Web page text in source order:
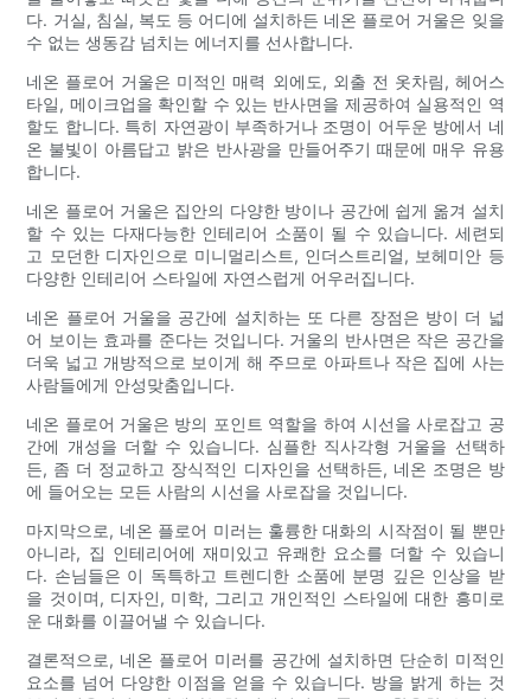
다. 거실, 침실, 복도 등 어디에 설치하든 네온 플로어 거울은 잊을
수 없는 생동감 넘치는 에너지를 선사합니다.
네온 플로어 거울은 미적인 매력 외에도, 외출 전 옷차림, 헤어스
타일, 메이크업을 확인할 수 있는 반사면을 제공하여 실용적인 역
할도 합니다. 특히 자연광이 부족하거나 조명이 어두운 방에서 네
온 불빛이 아름답고 밝은 반사광을 만들어주기 때문에 매우 유용
합니다.
네온 플로어 거울은 집안의 다양한 방이나 공간에 쉽게 옮겨 설치
할 수 있는 다재다능한 인테리어 소품이 될 수 있습니다. 세련되
고 모던한 디자인으로 미니멀리스트, 인더스트리얼, 보헤미안 등
다양한 인테리어 스타일에 자연스럽게 어우러집니다.
네온 플로어 거울을 공간에 설치하는 또 다른 장점은 방이 더 넓
어 보이는 효과를 준다는 것입니다. 거울의 반사면은 작은 공간을
더욱 넓고 개방적으로 보이게 해 주므로 아파트나 작은 집에 사는
사람들에게 안성맞춤입니다.
네온 플로어 거울은 방의 포인트 역할을 하여 시선을 사로잡고 공
간에 개성을 더할 수 있습니다. 심플한 직사각형 거울을 선택하
든, 좀 더 정교하고 장식적인 디자인을 선택하든, 네온 조명은 방
에 들어오는 모든 사람의 시선을 사로잡을 것입니다.
마지막으로, 네온 플로어 미러는 훌륭한 대화의 시작점이 될 뿐만
아니라, 집 인테리어에 재미있고 유쾌한 요소를 더할 수 있습니
다. 손님들은 이 독특하고 트렌디한 소품에 분명 깊은 인상을 받
을 것이며, 디자인, 미학, 그리고 개인적인 스타일에 대한 흥미로
운 대화를 이끌어낼 수 있습니다.
결론적으로, 네온 플로어 미러를 공간에 설치하면 단순히 미적인
요소를 넘어 다양한 이점을 얻을 수 있습니다. 방을 밝게 하는 것